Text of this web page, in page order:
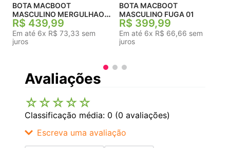
BOTA MACBOOT
MASCULINO MERGULHAO
06
R$ 439,99
Em até 6x R$ 73,33 sem
juros
BOTA MACBOOT
MASCULINO FUGA 01
R$ 399,99
Em até 6x R$ 66,66 sem
juros
Avaliações
☆☆☆☆☆
Classificação média: 0 (0 avaliações)
Escreva uma avaliação